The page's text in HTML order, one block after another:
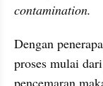
contamination.
Dengan
proses mulai